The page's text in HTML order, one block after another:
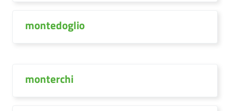
montedoglio
monterchi